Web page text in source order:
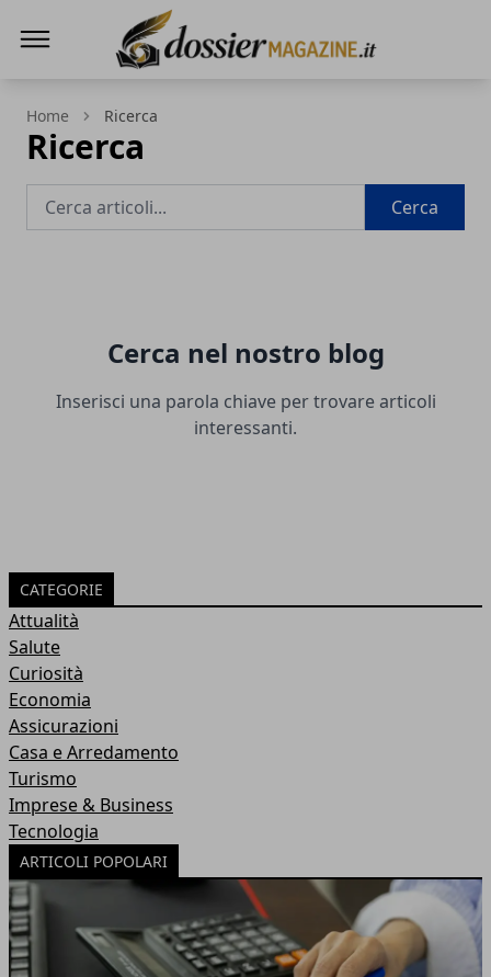
Home Ricerca
Ricerca
Cerca
Cerca nel nostro blog
Inserisci una parola chiave per trovare articoli
interessanti.
CATEGORIE
Attualità
Salute
Curiosità
Economia
Assicurazioni
Casa e Arredamento
Turismo
Imprese & Business
Tecnologia
ARTICOLI POPOLARI